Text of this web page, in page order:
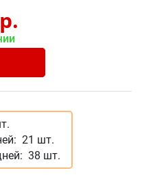
р.
корзину
21 шт.
38 шт.